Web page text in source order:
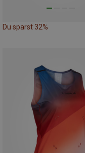
Du sparst 32%